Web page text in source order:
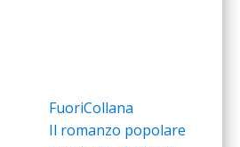
FuoriCollana
Il romanzo popolare